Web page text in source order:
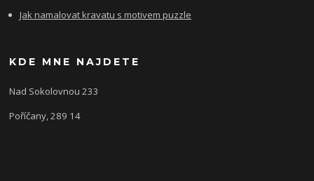
Jak namalovat kravatu s motivem puzzle
KDE MNE NAJDETE
Nad Sokolovnou 233
Poříčany, 289 14